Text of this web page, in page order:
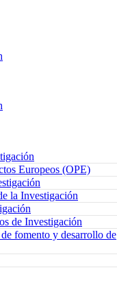
Europeos (OPE)
la Investigación
de Investigación
fomento y desarrollo de